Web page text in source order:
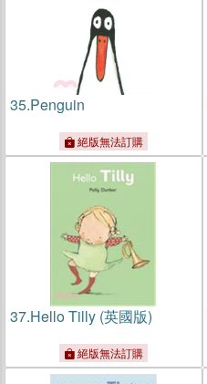
35.Penguin
絕版無法訂購
37.Hello Tilly (英國版)
絕版無法訂購